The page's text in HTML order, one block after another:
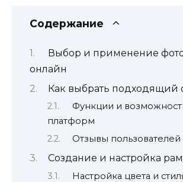
Содержание
Выбор и применение
онлайн
Как выбрать подходящий
Функции и
платформ
Отзывы пользователей
Создание и настройка
Настройка цвета и